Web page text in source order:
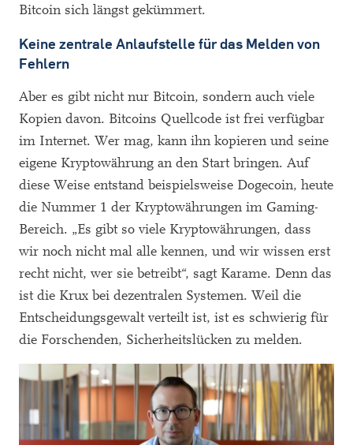
Bitcoin sich längst gekümmert.
Keine zentrale Anlaufstelle für das Melden von
Fehlern
Aber es gibt nicht nur Bitcoin, sondern auch viele
Kopien davon. Bitcoins Quellcode ist frei verfügbar
im Internet. Wer mag, kann ihn kopieren und seine
eigene Kryptowährung an den Start bringen. Auf
diese Weise entstand beispielsweise Dogecoin, heute
die Nummer 1 der Kryptowährungen im Gaming-
Bereich. „Es gibt so viele Kryptowährungen, dass
wir noch nicht mal alle kennen, und wir wissen erst
recht nicht, wer sie betreibt“, sagt Karame. Denn das
ist die Krux bei dezentralen Systemen. Weil die
Entscheidungsgewalt verteilt ist, ist es schwierig für
die Forschenden, Sicherheitslücken zu melden.